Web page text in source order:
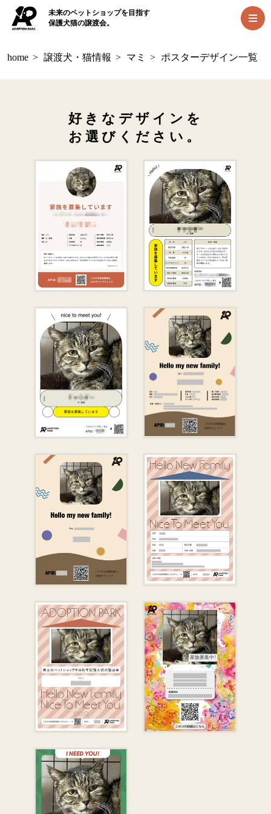
未来のペットショップを目指す
保護犬猫の譲渡会。
home > 譲渡犬・猫情報 > マミ > ポスターデザイン一覧
好きなデザインを
お選びください。